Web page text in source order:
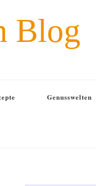
Blog
Genusswelten